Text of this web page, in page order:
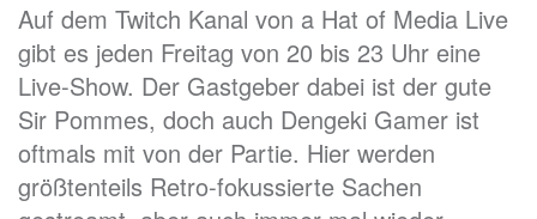
Auf dem Twitch Kanal von a Hat of Media Live
gibt es jeden Freitag von 20 bis 23 Uhr eine
Live-Show. Der Gastgeber dabei ist der gute
Sir Pommes, doch auch Dengeki Gamer ist
oftmals mit von der Partie. Hier werden
größtenteils Retro-fokussierte Sachen